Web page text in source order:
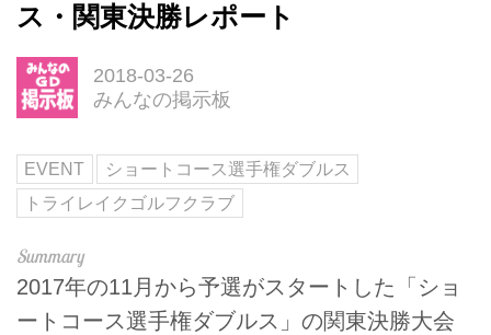
ス・関東決勝レポート
2018-03-26
みんなの掲示板
EVENT
ショートコース選手権ダブルス
トライレイクゴルフクラブ
2017年の11月から予選がスタートした「ショ
ートコース選手権ダブルス」の関東決勝大会